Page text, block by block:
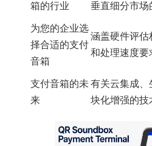
箱的行业
垂直细分市场
为您的企业选
择合适的支付
音箱
涵盖硬件评
和处理速度要
支付音箱的未
来
有关云集成
块化增强的技